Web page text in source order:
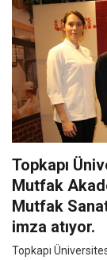
Topkapı
Mutfak
Mutfak
imza atıyor.
Topkapı